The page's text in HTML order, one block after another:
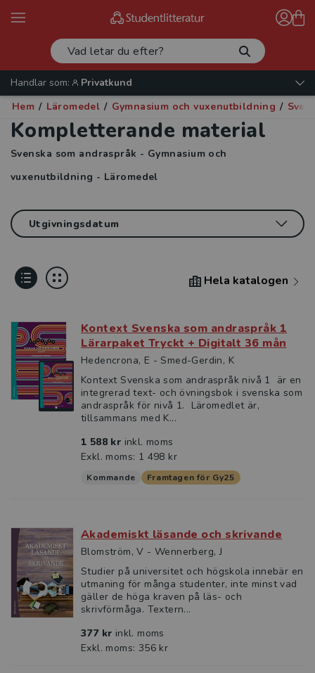
Handlar som:
Privatkund
Hem / Läromedel / Gymnasium och vuxenutbildning /
Kompletterande material
Svenska som andraspråk - Gymnasium och
vuxenutbildning - Läromedel
Hela katalogen
Kontext Svenska som andraspråk 1
Lärarpaket Tryckt + Digitalt 36 mån
Hedencrona, E - Smed-Gerdin, K
Kontext Svenska som andraspråk nivå 1 är en
integrerad text- och övningsbok i svenska som
andraspråk för nivå 1. Läromedlet är,
tillsammans med K...
1 588 kr inkl. moms
Exkl. moms: 1 498 kr
Kommande Framtagen för Gy25
Akademiskt läsande och skrivande
Blomström, V - Wennerberg, J
Studier på universitet och högskola innebär en
utmaning för många studenter, inte minst vad
gäller de höga kraven på läs- och
skrivförmåga. Textern...
377 kr inkl. moms
Exkl. moms: 356 kr